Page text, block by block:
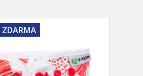
ZDARMA